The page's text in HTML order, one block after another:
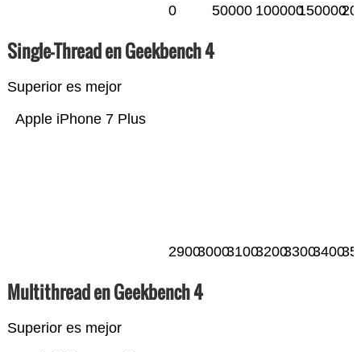
0 50000 100000150000
Single-Thread en Geekbench 4
Superior es mejor
Apple iPhone 7 Plus
290030003100320033003400
Multithread en Geekbench 4
Superior es mejor